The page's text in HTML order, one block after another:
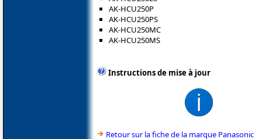
AK-HCU250P
AK-HCU250PS
AK-HCU250MC
AK-HCU250MS
Instructions de mise à jour
Retour sur la fiche de la marque Panasonic